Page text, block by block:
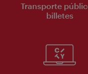
Transporte
billetes